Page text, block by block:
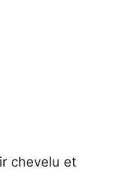
chevelu et